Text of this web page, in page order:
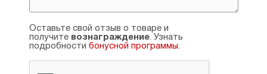
Оставьте свой отзыв о товаре и
получите вознаграждение. Узнать
подробности бонусной программы.